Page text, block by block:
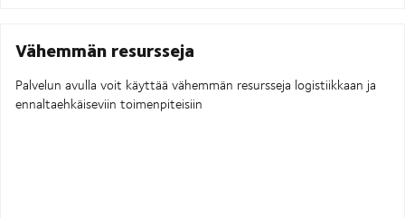
Vähemmän resursseja
Palvelun avulla voit käyttää vähemmän resursseja logistiikkaan ja
ennaltaehkäiseviin toimenpiteisiin